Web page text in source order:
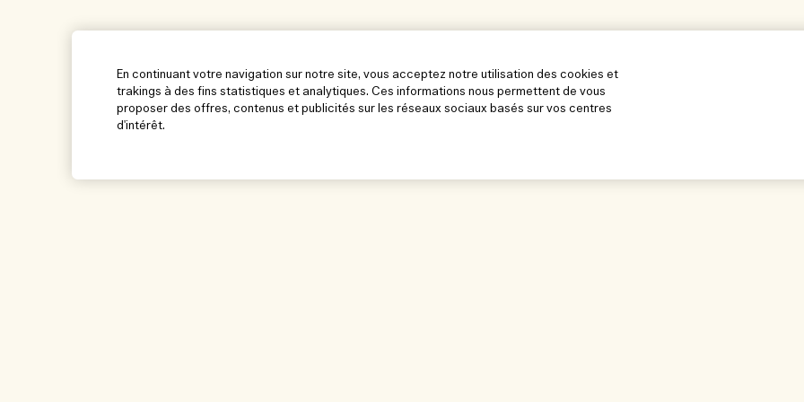
En continuant votre navigation sur notre site, vous acceptez notre utilisation des cookies et
trakings à des fins statistiques et analytiques. Ces informations nous permettent de vous
proposer des offres, contenus et publicités sur les réseaux sociaux basés sur vos centres
d'intérêt.